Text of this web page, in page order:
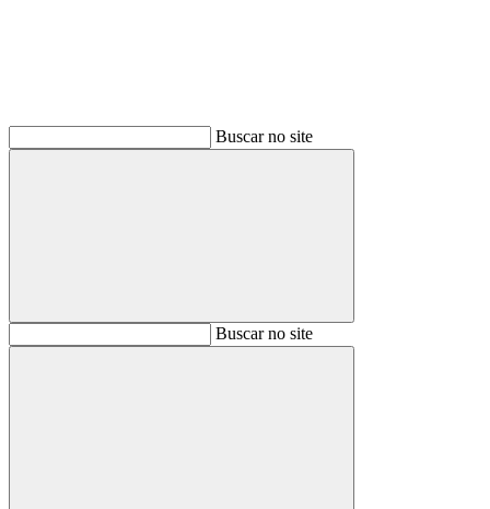
Buscar no site
BuscarBuscar no site